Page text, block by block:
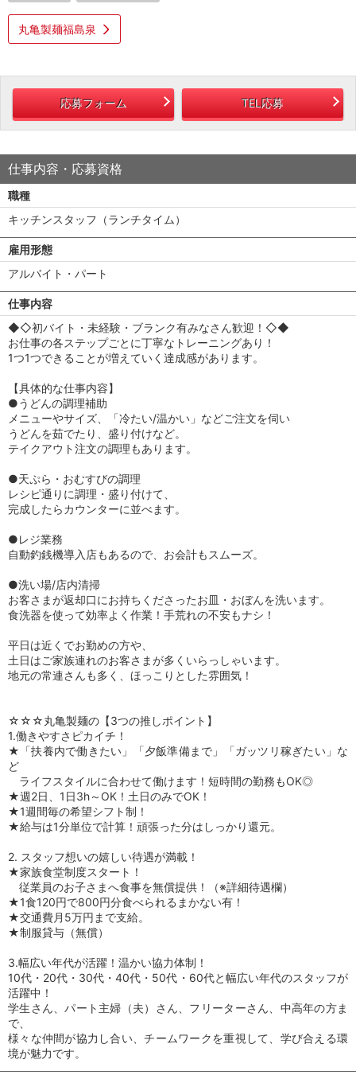
丸亀製麺福島泉
応募フォーム TEL応募
仕事内容・応募資格
職種
キッチンスタッフ（ランチタイム）
雇用形態
アルバイト・パート
仕事内容
◆◇初バイト・未経験・ブランク有みなさん歓迎！◇◆
お仕事の各ステップごとに丁寧なトレーニングあり！
1つ1つできることが増えていく達成感があります。
【具体的な仕事内容】
●うどんの調理補助
メニューやサイズ、「冷たい/温かい」などご注文を伺い
うどんを茹でたり、盛り付けなど。
テイクアウト注文の調理もあります。
●天ぷら・おむすびの調理
レシピ通りに調理・盛り付けて、
完成したらカウンターに並べます。
●レジ業務
自動釣銭機導入店もあるので、お会計もスムーズ。
●洗い場/店内清掃
お客さまが返却口にお持ちくださったお皿・おぼんを洗います。
食洗器を使って効率よく作業！手荒れの不安もナシ！
平日は近くでお勤めの方や、
土日はご家族連れのお客さまが多くいらっしゃいます。
地元の常連さんも多く、ほっこりとした雰囲気！
☆☆☆丸亀製麺の【3つの推しポイント】
1.働きやすさピカイチ！
★「扶養内で働きたい」「夕飯準備まで」「ガッツリ稼ぎたい」な
ど
ライフスタイルに合わせて働けます！短時間の勤務もOK◎
★週2日、1日3h～OK！土日のみでOK！
★1週間毎の希望シフト制！
★給与は1分単位で計算！頑張った分はしっかり還元。
2. スタッフ想いの嬉しい待遇が満載！
★家族食堂制度スタート！
従業員のお子さまへ食事を無償提供！（※詳細待遇欄）
★1食120円で800円分食べられるまかない有！
★交通費月5万円まで支給。
★制服貸与（無償）
3.幅広い年代が活躍！温かい協力体制！
10代・20代・30代・40代・50代・60代と幅広い年代のスタッフが
活躍中！
学生さん、パート主婦（夫）さん、フリーターさん、中高年の方ま
で、
様々な仲間が協力し合い、チームワークを重視して、学び合える環
境が魅力です。